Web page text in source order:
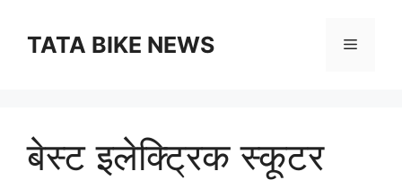
contentTATA BIKE NEWS Menu
बेस्ट इलेक्ट्रिक स्कूटर